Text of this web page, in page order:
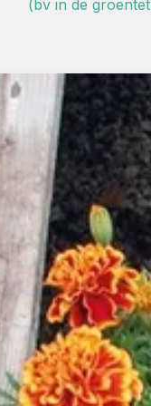
(bv in de